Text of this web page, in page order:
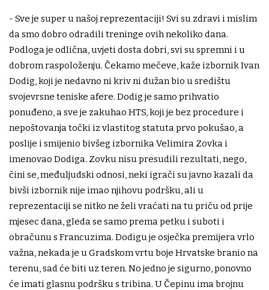
- Sve je super u našoj reprezentaciji! Svi su zdravi i mislim
da smo dobro odradili treninge ovih nekoliko dana.
Podloga je odlična, uvjeti dosta dobri, svi su spremni i u
dobrom raspoloženju. Čekamo mečeve, kaže izbornik Ivan
Dodig, koji je nedavno ni kriv ni dužan bio u središtu
svojevrsne teniske afere. Dodig je samo prihvatio
ponuđeno, a sve je zakuhao HTS, koji je bez procedure i
nepoštovanja točki iz vlastitog statuta prvo pokušao, a
poslije i smijenio bivšeg izbornika Velimira Zovka i
imenovao Dodiga. Zovku nisu presudili rezultati, nego,
čini se, međuljudski odnosi, neki igrači su javno kazali da
bivši izbornik nije imao njihovu podršku, ali u
reprezentaciji se nitko ne želi vraćati na tu priču od prije
mjesec dana, gleda se samo prema petku i suboti i
obračunu s Francuzima. Dodigu je osječka premijera vrlo
važna, nekada je u Gradskom vrtu boje Hrvatske branio na
terenu, sad će biti uz teren. No jedno je sigurno, ponovno
će imati glasnu podršku s tribina. U Čepinu ima brojnu